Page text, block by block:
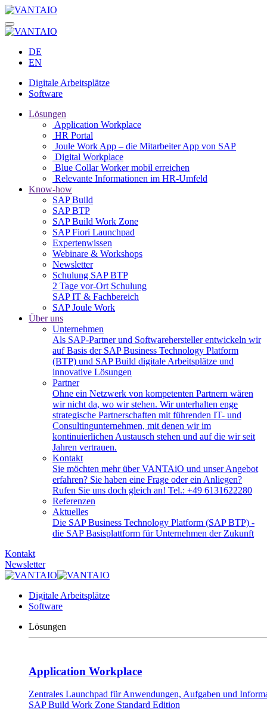
DE
EN
Digitale Arbeitsplätze
Software
Lösungen
Application Workplace
HR Portal
Joule Work App – die Mitarbeiter App von SAP
Digital Workplace
Blue Collar Worker mobil erreichen
Relevante Informationen im HR-Umfeld
Know-how
SAP Build
SAP BTP
SAP Build Work Zone
SAP Fiori Launchpad
Expertenwissen
Webinare & Workshops
Newsletter
Schulung SAP BTP
2 Tage vor-Ort Schulung
SAP IT & Fachbereich
SAP Joule Work
Über uns
Unternehmen
Als SAP-Partner und Softwarehersteller entwickeln wir
auf Basis der SAP Business Technology Platform
(BTP) und SAP Build digitale Arbeitsplätze und
innovative Lösungen
Partner
Ohne ein Netzwerk von kompetenten Partnern wären
wir nicht da, wo wir stehen. Wir unterhalten enge
strategische Partnerschaften mit führenden IT- und
Consultingunternehmen, mit denen wir im
kontinuierlichen Austausch stehen und auf die wir seit
Jahren vertrauen.
Kontakt
Sie möchten mehr über VANTAiO und unser Angebot
erfahren? Sie haben eine Frage oder ein Anliegen?
Rufen Sie uns doch gleich an! Tel.: +49 6131622280
Referenzen
Aktuelles
Die SAP Business Technology Platform (SAP BTP) -
die SAP Basisplattform für Unternehmen der Zukunft
Kontakt
Newsletter
Digitale Arbeitsplätze
Software
Lösungen
Application Workplace
Zentrales Launchpad für Anwendungen, Aufgaben und
SAP Build Work Zone Standard Edition